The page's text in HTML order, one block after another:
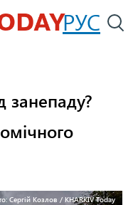
РУС
занепаду?
Сергій Козлов / KHARKIV Today